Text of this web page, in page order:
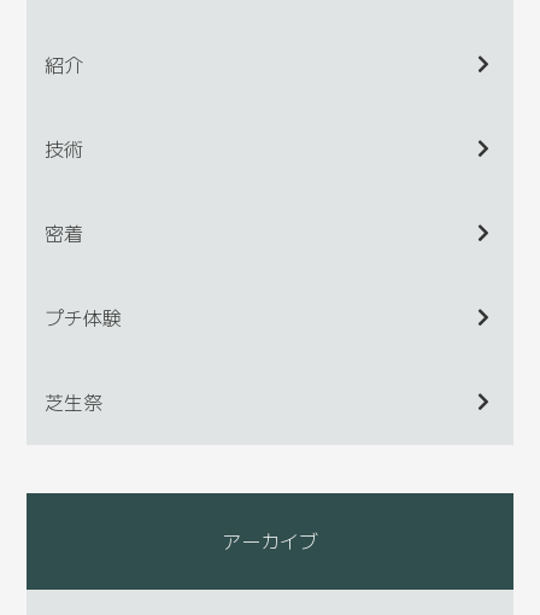
紹介
技術
密着
プチ体験
芝生祭
アーカイブ